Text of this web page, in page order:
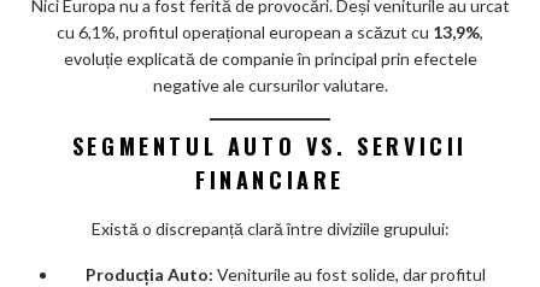
Nici Europa nu a fost ferită de provocări. Deși veniturile au urcat
cu 6,1%, profitul operațional european a scăzut cu 13,9%,
evoluție explicată de companie în principal prin efectele
negative ale cursurilor valutare.
SEGMENTUL AUTO VS. SERVICII
FINANCIARE
Există o discrepanță clară între diviziile grupului:
Producția Auto: Veniturile au fost solide, dar profitul